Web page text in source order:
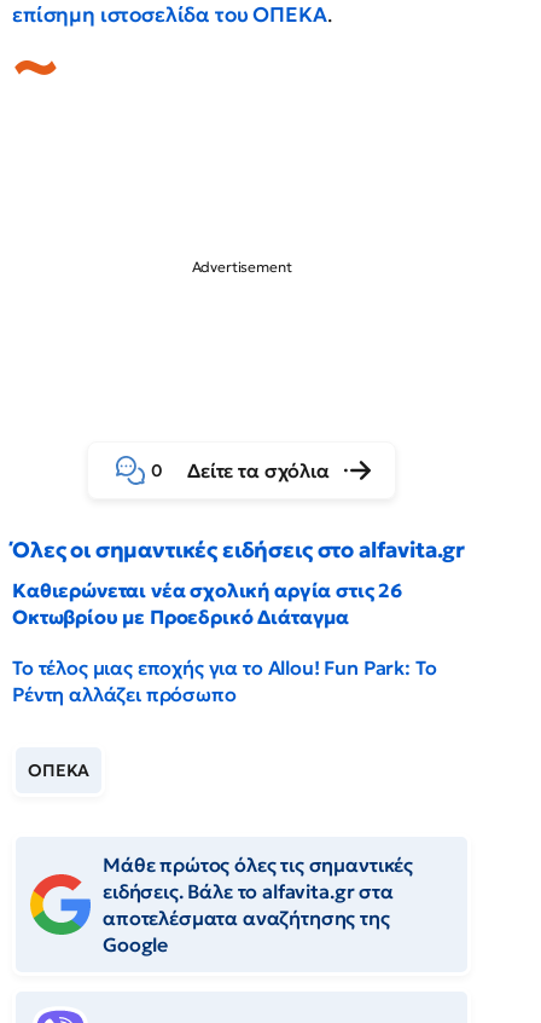
επίσημη ιστοσελίδα του ΟΠΕΚΑ.
0 Δείτε τα σχόλια
Όλες οι σημαντικές ειδήσεις στο alfavita.gr
Καθιερώνεται νέα σχολική αργία στις 26
Οκτωβρίου με Προεδρικό Διάταγμα
Το τέλος μιας εποχής για το Allou! Fun Park: Το
Ρέντη αλλάζει πρόσωπο
ΟΠΕΚΑ
Μάθε πρώτος όλες τις σημαντικές
ειδήσεις. Βάλε το alfavita.gr στα
αποτελέσματα αναζήτησης της
Google